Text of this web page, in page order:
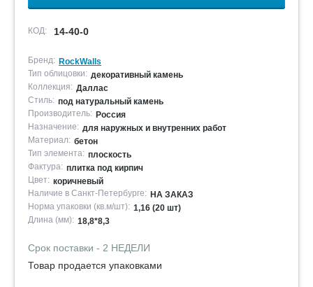
КОД: 14-40-0
Бренд: RockWalls
Тип облицовки: декоративный камень
Коллекция: Даллас
Стиль: под натуральный камень
Производитель: Россия
Назначение: для наружных и внутренних работ
Материал: бетон
Тип элемента: плоскость
Фактура: плитка под кирпич
Цвет: коричневый
Наличие в Санкт-Петербурге: НА ЗАКАЗ
Норма упаковки (кв.м/шт): 1,16 (20 шт)
Длина (мм): 18,8*8,3
Срок поставки - 2 НЕДЕЛИ
Товар продается упаковками